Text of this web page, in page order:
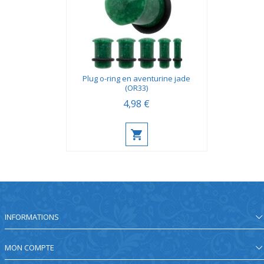
Plug o-ring en aventurine jade
(OR33)
4,98 €
INFORMATIONS
MON COMPTE